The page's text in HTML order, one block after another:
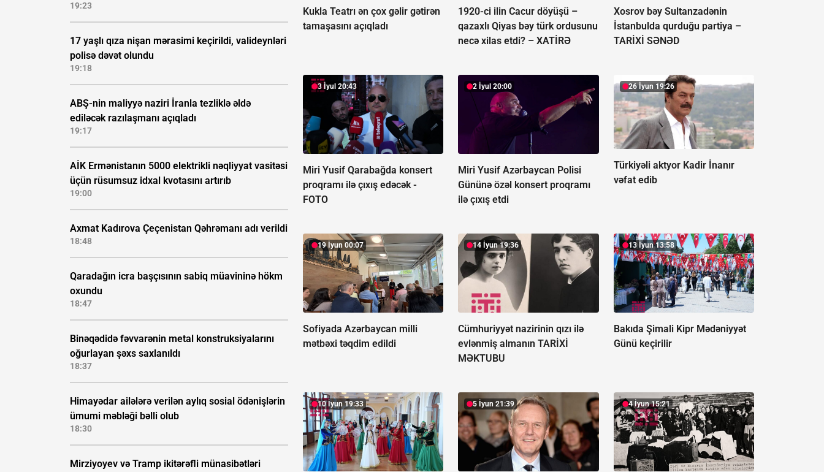
19:23
17 yaşlı qıza nişan mərasimi keçirildi, valideynləri
polisə dəvət olundu
19:18
ABŞ-nin maliyyə naziri İranla tezliklə əldə
ediləcək razılaşmanı açıqladı
19:17
AİK Ermənistanın 5000 elektrikli nəqliyyat vasitəsi
üçün rüsumsuz idxal kvotasını artırıb
19:00
Axmat Kadırova Çeçenistan Qəhrəmanı adı verildi
18:48
Qaradağın icra başçısının sabiq müavininə hökm
oxundu
18:47
Binəqədidə fəvvarənin metal konstruksiyalarını
oğurlayan şəxs saxlanıldı
18:37
Himayədar ailələrə verilən aylıq sosial ödənişlərin
ümumi məbləği bəlli olub
18:30
Mirziyoyev və Tramp ikitərəfli münasibətləri
Kukla Teatrı ən çox gəlir gətirən
tamaşasını açıqladı
1920-ci ilin Cacur döyüşü –
qazaxlı Qiyas bəy türk ordusunu
necə xilas etdi? –XATİRƏ
Xosrov bəy Sultanzadənin
İstanbulda qurduğu partiya –
TARİXİ SƏNƏD
3 İyul 20:43
Miri Yusif Qarabağda konsert
proqramı ilə çıxış edəcək -
FOTO
2 İyul 20:00
Miri Yusif Azərbaycan Polisi
Gününə özəl konsert proqramı
ilə çıxış etdi
26 İyun 19:26
Türkiyəli aktyor Kadir İnanır
vəfat edib
19 İyun 00:07
Sofiyada Azərbaycan milli
mətbəxi təqdim edildi
14 İyun 19:36
Cümhuriyyət nazirinin qızı ilə
evlənmiş almanın TARİXİ
MƏKTUBU
13 İyun 13:58
Bakıda Şimali Kipr Mədəniyyət
Günü keçirilir
10 İyun 19:33 5 İyun 21:39 4 İyun 15:21